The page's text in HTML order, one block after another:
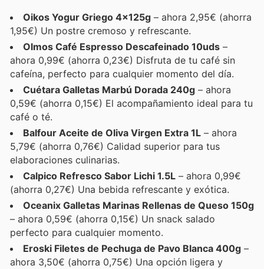
Oikos Yogur Griego 4x125g – ahora 2,95€ (ahorra
1,95€) Un postre cremoso y refrescante.
Olmos Café Espresso Descafeinado 10uds –
ahora 0,99€ (ahorra 0,23€) Disfruta de tu café sin
cafeína, perfecto para cualquier momento del día.
Cuétara Galletas Marbú Dorada 240g – ahora
0,59€ (ahorra 0,15€) El acompañamiento ideal para tu
café o té.
Balfour Aceite de Oliva Virgen Extra 1L – ahora
5,79€ (ahorra 0,76€) Calidad superior para tus
elaboraciones culinarias.
Calpico Refresco Sabor Lichi 1.5L – ahora 0,99€
(ahorra 0,27€) Una bebida refrescante y exótica.
Oceanix Galletas Marinas Rellenas de Queso 150g
– ahora 0,59€ (ahorra 0,15€) Un snack salado
perfecto para cualquier momento.
Eroski Filetes de Pechuga de Pavo Blanca 400g –
ahora 3,50€ (ahorra 0,75€) Una opción ligera y